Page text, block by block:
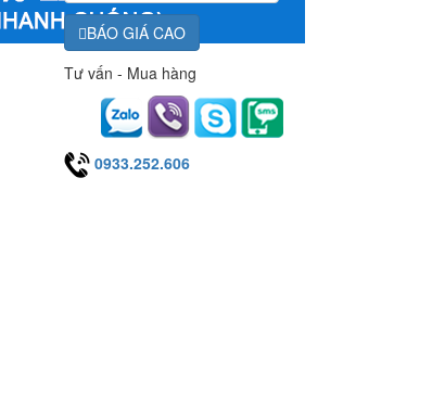
BÁO GIÁ CAO
Tư vấn - Mua hàng
0933.252.606